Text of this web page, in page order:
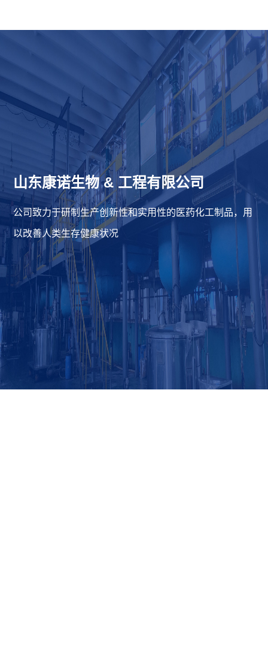
山东康诺生物&工程有限公司
公司致力于研制生产创新性和实用性的医药化工制品，用
以改善人类生存健康状况